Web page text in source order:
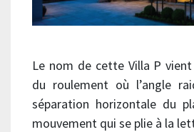
Le nom de cette Villa P
du roulement où l’angle
séparation horizontale du
mouvement qui se plie à la